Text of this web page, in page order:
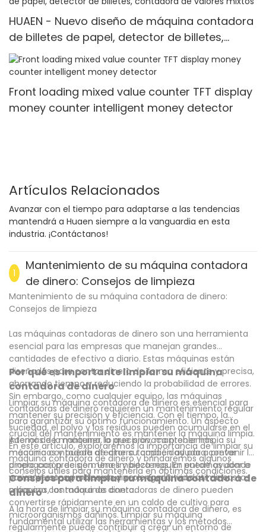
HUAEN - Nuevo diseño de máquina contadora
de billetes de papel, detector de billetes,
contadora de valores mixtos
Front loading mixed value counter TFT display
money counter intelligent money detector
Artículos Relacionados
Avanzar con el tiempo para adaptarse a las tendencias
mantendrá a Huaen siempre a la vanguardia en esta
industria. ¡Contáctanos!
1
Mantenimiento de su máquina contadora
de dinero: Consejos de limpieza
Mantenimiento de su máquina contadora de dinero:
Consejos de limpieza
Las máquinas contadoras de dinero son una herramienta
esencial para las empresas que manejan grandes
cantidades de efectivo a diario. Estas máquinas están
diseñadas para contar dinero de forma eficiente y precisa,
ahorrando tiempo y reduciendo la probabilidad de errores.
Sin embargo, como cualquier equipo, las máquinas
contadoras de dinero requieren un mantenimiento regular
para garantizar su óptimo funcionamiento. Un aspecto
crucial del mantenimiento es mantener la máquina limpia.
En este artículo, exploraremos la importancia de limpiar su
máquina contadora de dinero y brindaremos algunos
consejos útiles para mantenerla en óptimas condiciones.
Por qué es importante limpiar su máquina
contadora de dinero
Limpiar su máquina contadora de dinero es esencial para
mantener su precisión y eficiencia. Con el tiempo, la
suciedad, el polvo y los residuos pueden acumularse en el
interior de la máquina, lo que provoca problemas
mecánicos y puede afectar su capacidad para contar
dinero con precisión. Una limpieza regular puede ayudar a
prevenir estos problemas y prolongar la vida útil de su
máquina contadora de dinero.
Además de mantener la precisión, mantener limpia su
máquina contadora de dinero también ayuda a prevenir la
propagación de gérmenes y bacterias. En entornos donde
varias personas manejan dinero, como tiendas minoristas
o bancos, las máquinas contadoras de dinero pueden
convertirse rápidamente en un caldo de cultivo para
microorganismos dañinos. Limpiar su máquina
regularmente puede contribuir a crear un entorno de
Consejos para limpiar su máquina contadora de
dinero
A la hora de limpiar su máquina contadora de dinero, es
fundamental utilizar las herramientas y los métodos